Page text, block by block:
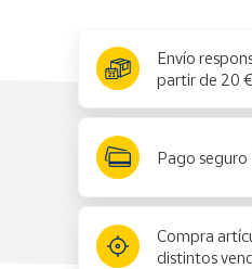
Envío
partir de 20
Pago seguro
Compra
distintos